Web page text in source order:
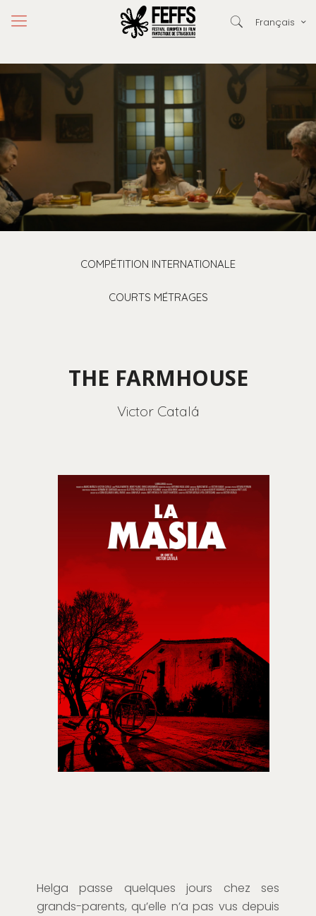
Français
COMPÉTITION INTERNATIONALE
COURTS MÉTRAGES
THE FARMHOUSE
Victor Catalá
Helga passe quelques jours chez ses
grands-parents, qu’elle n’a pas vus depuis